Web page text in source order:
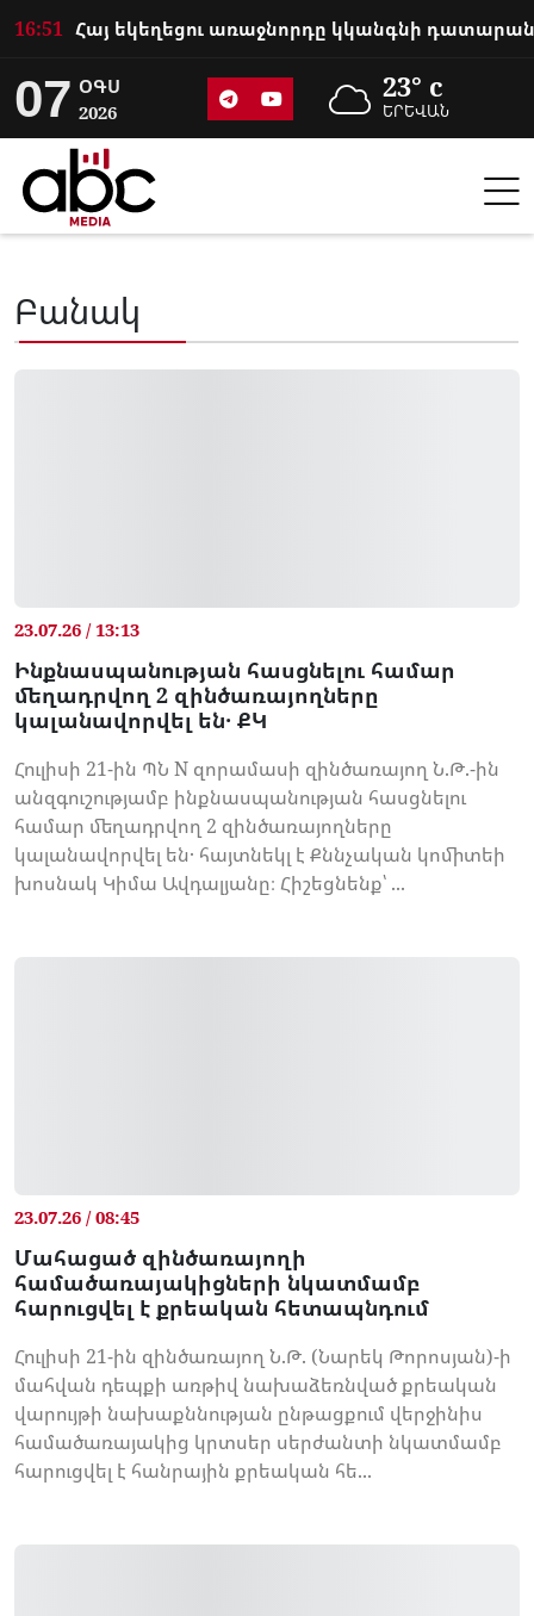
16:51
07 ՕԳՍ
2026
23° c
ԵՐԵՎԱՆ
Բանակ
23.07.26 / 13:13
Ինքնասպանության հասցնելու համար
մեղադրվող 2 զինծառայողները
կալանավորվել են․ ՔԿ
Հուլիսի 21-ին ՊՆ N զորամասի զինծառայող Ն.Թ.-ին
անզգուշությամբ ինքնասպանության հասցնելու
համար մեղադրվող 2 զինծառայողները
կալանավորվել են․ հայտնեկլ է Քննչական կոմիտեի
խոսնակ Կիմա Ավդալյանը։ Հիշեցնենք՝ ...
23.07.26 / 08:45
Մահացած զինծառայողի
համածառայակիցների նկատմամբ
հարուցվել է քրեական հետապնդում
Հուլիսի 21-ին զինծառայող Ն.Թ. (Նարեկ Թորոսյան)-ի
մահվան դեպքի առթիվ նախաձեռնված քրեական
վարույթի նախաքննության ընթացքում վերջինիս
համածառայակից կրտսեր սերժանտի նկատմամբ
հարուցվել է հանրային քրեական հե...